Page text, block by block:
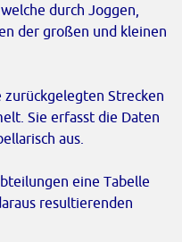
durch Joggen,
der großen und kleinen
Strecken
Sie erfasst die Daten
aus.
eine Tabelle
resultierenden